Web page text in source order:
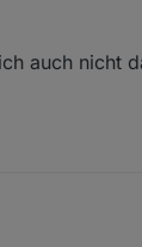
auch nicht